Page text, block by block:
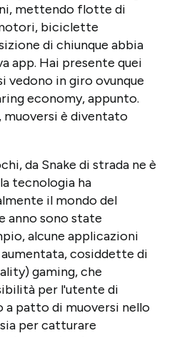
mettendo flotte di
biciclette
di chiunque abbia
app. Hai presente quei
vedono in giro ovunque
economy, appunto.
è diventato
da Snake di strada ne è
tecnologia ha
il mondo del
anno sono state
alcune applicazioni
aumentata, cosiddette di
gaming, che
per l'utente di
a patto di muoversi nello
per catturare